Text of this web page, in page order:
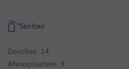
Sanitair
Douches: 14
Afwasplaatsen: 9